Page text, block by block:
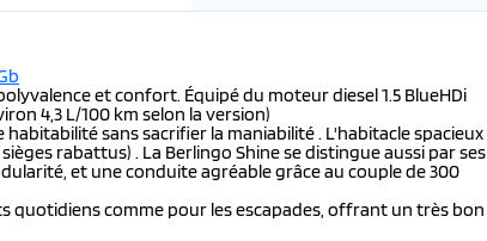
et confort. Équipé du moteur diesel 1.5 BlueHDi
4,3 L/100 km selon la version)
sans sacrifier la maniabilité . L'habitacle spacieux
rabattus) . La Berlingo Shine se distingue aussi par ses
et une conduite agréable grâce au couple de 300
quotidiens comme pour les escapades, offrant un très bon